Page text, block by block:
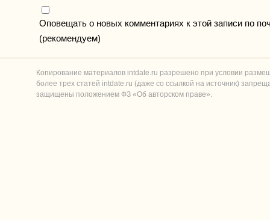
Оповещать о новых комментариях к этой записи по
(рекомендуем)
Копирование материалов intdate.ru разрешено при условии
более трех статей intdate.ru (даже со ссылкой на источник)
защищены положением ФЗ «Об авторском праве».